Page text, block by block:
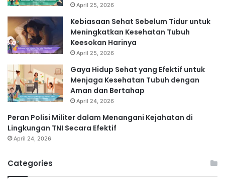
April 25, 2026
Kebiasaan Sehat Sebelum Tidur untuk
Meningkatkan Kesehatan Tubuh
Keesokan Harinya
April 25, 2026
Gaya Hidup Sehat yang Efektif untuk
Menjaga Kesehatan Tubuh dengan
Aman dan Bertahap
April 24, 2026
Peran Polisi Militer dalam Menangani Kejahatan di
Lingkungan TNI Secara Efektif
April 24, 2026
Categories